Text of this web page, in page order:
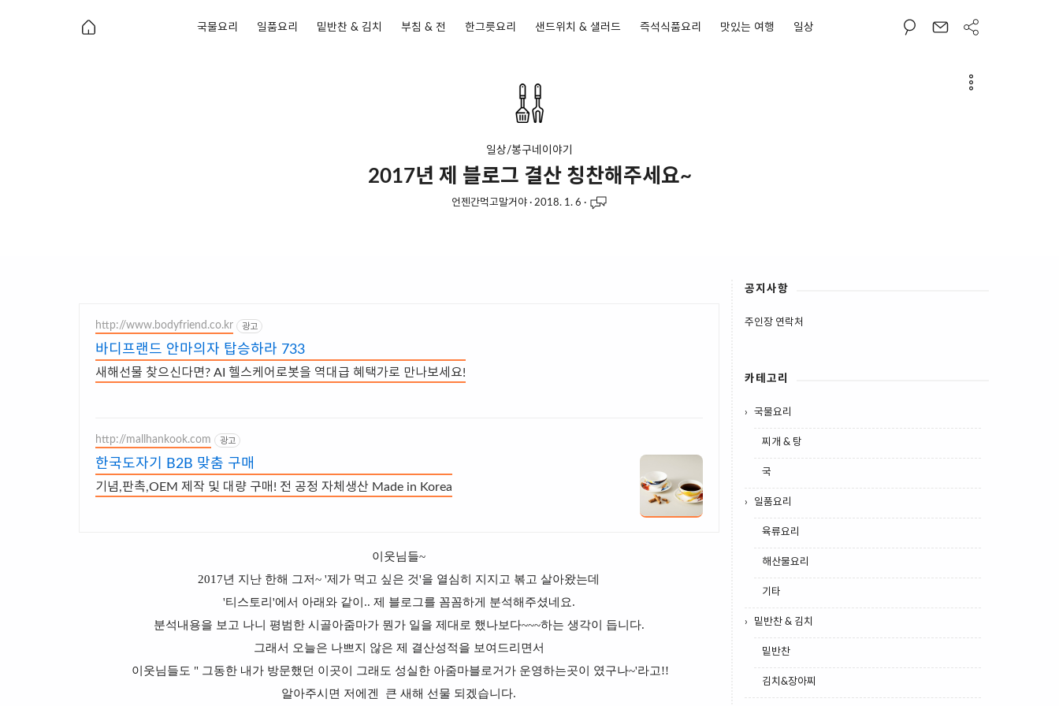
국물요리 일품요리 밑반찬 & 김치 부침 & 전 한그릇요리 샌드위치 & 샐러드 즉석식품요리 맛있는 여행 일상
일상/봉구네이야기
2017년 제 블로그 결산 칭찬해주세요~
언젠간먹고말거야· 2018. 1. 6 ·
http://www.bodyfriend.co.kr 광고
바디프랜드 안마의자 탑승하라 733
새해선물 찾으신다면? AI 헬스케어로봇을 역대급 혜택가로 만나보세요!
http://mallhankook.com 광고
한국도자기 B2B 맞춤 구매
기념,판촉,OEM 제작 및 대량 구매! 전 공정 자체생산 Made in Korea
이웃님들~
2017년 지난 한해 그저~ '제가 먹고 싶은 것'을 열심히 지지고 볶고 살아왔는데
'티스토리'에서 아래와 같이.. 제 블로그를 꼼꼼하게 분석해주셨네요.
분석내용을 보고 나니 평범한 시골아줌마가 뭔가 일을 제대로 했나보다~~~하는 생각이 듭니다.
그래서 오늘은 나쁘지 않은 제 결산성적을 보여드리면서
이웃님들도 " 그동한 내가 방문했던 이곳이 그래도 성실한 아줌마블로거가 운영하는곳이 였구나~'라고!!
알아주시면 저에겐 큰 새해 선물 되겠습니다.
공지사항
주인장 연락처
카테고리
국물요리
찌개 & 탕
국
일품요리
육류요리
해산물요리
기타
밑반찬 & 김치
밑반찬
김치&장아찌